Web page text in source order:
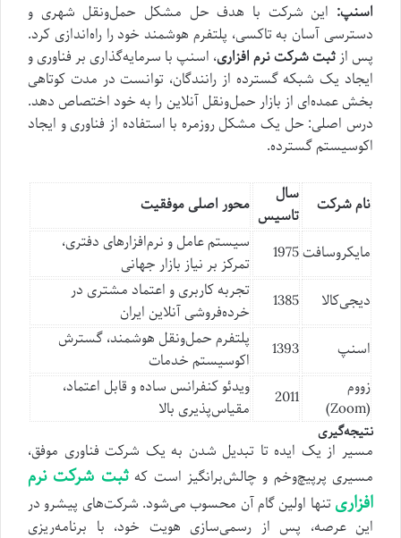
اسنپ: این شرکت با هدف حل مشکل حمل‌ونقل شهری و
دسترسی آسان به تاکسی، پلتفرم هوشمند خود را راه‌اندازی کرد.
پس ازثبت شرکت نرم افزاری، اسنپ با سرمایه‌گذاری بر فناوری و
ایجاد یک شبکه گسترده از رانندگان، توانست در مدت کوتاهی
بخش عمده‌ای از بازار حمل‌ونقل آنلاین را به خود اختصاص دهد.
درس اصلی: حل یک مشکل روزمره با استفاده از فناوری و ایجاد
اکوسیستم گسترده.
نام شرکت
سال
تاسیس محور اصلی موفقیت
مایکروسافت1975
سیستم عامل و نرم‌افزارهای دفتری،
تمرکز بر نیاز بازار جهانی
دیجی‌کالا
1385
تجربه کاربری و اعتماد مشتری در
خرده‌فروشی آنلاین ایران
اسنپ
1393
پلتفرم حمل‌ونقل هوشمند، گسترش
اکوسیستم خدمات
زووم
(Zoom)
2011
ویدئو کنفرانس ساده و قابل اعتماد،
مقیاس‌پذیری بالا
نتیجه‌گیری
مسیر از یک ایده تا تبدیل شدن به یک شرکت فناوری موفق،
مسیری پرپیچ‌وخم و چالش‌برانگیز است که ثبت شرکت نرم
افزاری تنها اولین گام آن محسوب می‌شود. شرکت‌های پیشرو در
این عرصه، پس از رسمی‌سازی هویت خود، با برنامه‌ریزی